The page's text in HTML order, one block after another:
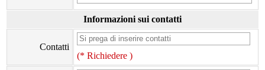
Informazioni sui contatti
Contatti
(* Richiedere )